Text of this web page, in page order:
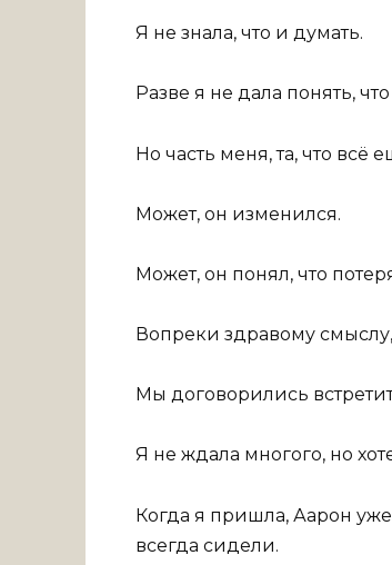
Я не знала, что и думать.
Разве я не дала понять,
Но часть меня, та, что всё
Может, он изменился.
Может, он понял, что
Вопреки здравому смыслу,
Мы договорились
Я не ждала многого, но
Когда я пришла, Аарон
всегда сидели.